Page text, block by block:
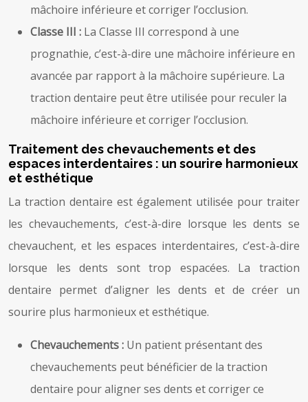
mâchoire inférieure et corriger l’occlusion.
Classe III : La Classe III correspond à une
prognathie, c’est-à-dire une mâchoire inférieure en
avancée par rapport à la mâchoire supérieure. La
traction dentaire peut être utilisée pour reculer la
mâchoire inférieure et corriger l’occlusion.
Traitement des chevauchements et des
espaces interdentaires : un sourire harmonieux
et esthétique
La traction dentaire est également utilisée pour traiter
les chevauchements, c’est-à-dire lorsque les dents se
chevauchent, et les espaces interdentaires, c’est-à-dire
lorsque les dents sont trop espacées. La traction
dentaire permet d’aligner les dents et de créer un
sourire plus harmonieux et esthétique.
Chevauchements : Un patient présentant des
chevauchements peut bénéficier de la traction
dentaire pour aligner ses dents et corriger ce